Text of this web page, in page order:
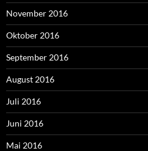
November 2016
Oktober 2016
September 2016
August 2016
Juli 2016
Juni 2016
Mai 2016